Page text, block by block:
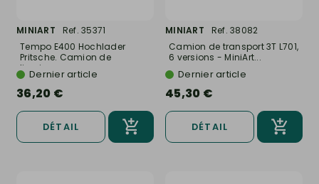
MINIART
Ref. 35371
Tempo E400 Hochlader
Pritsche. Camion de
livraison...
Dernier article
36,20 €
DÉTAIL
MINIART
Ref. 38082
Camion de transport 3T L701,
6 versions - MiniArt...
Dernier article
45,30 €
DÉTAIL